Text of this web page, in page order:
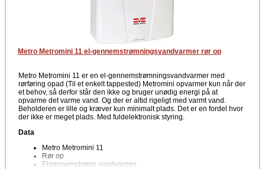
Metro Metromini 11 el-gennemstrømningsvandvarmer rør op
Metro Metromini 11 er en el-gennemstrømningsvandvarmer med
rørføring opad (Til et enkelt tappested) Metromini opvarmer kun når der
et behov, så derfor står den ikke og bruger unødig energi på at
opvarme det varme vand. Og der er altid rigeligt med varmt vand.
Beholderen er lille og kræver kun minimalt plads. Det er en fordel hvor
der ikke er meget plads. Med fuldelektronisk styring.
Data
Metro Metromini 11
Rør op
Elgennemstrøms vandvarmer